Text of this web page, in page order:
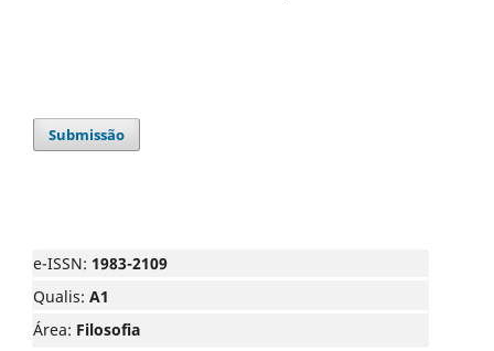
Submissão
e-ISSN: 1983-2109
Qualis: A1
Área: Filosofia